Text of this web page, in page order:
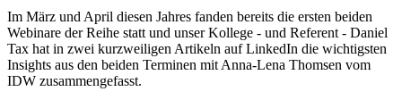
Im März und April diesen Jahres fanden bereits die ersten beiden
Webinare der Reihe statt und unser Kollege - und Referent - Daniel
Tax hat in zwei kurzweiligen Artikeln auf LinkedIn die wichtigsten
Insights aus den beiden Terminen mit Anna-Lena Thomsen vom
IDW zusammengefasst.